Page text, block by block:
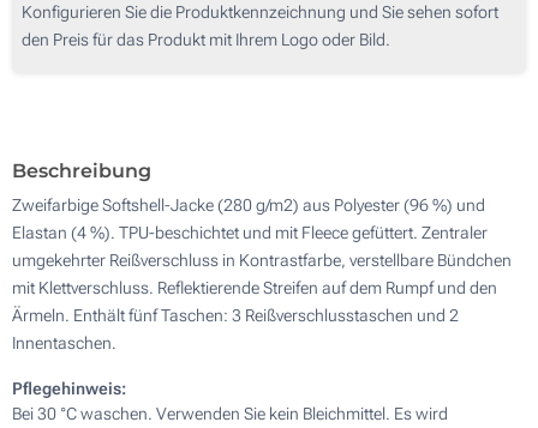
Vollfarbdruck (Auf einer Seite)
Konfigurieren Sie die Produktkennzeichnung und Sie sehen sofort
den Preis für das Produkt mit Ihrem Logo oder Bild.
Beschreibung
Zweifarbige Softshell-Jacke (280 g/m2) aus Polyester (96 %) und
Elastan (4 %). TPU-beschichtet und mit Fleece gefüttert. Zentraler
umgekehrter Reißverschluss in Kontrastfarbe, verstellbare Bündchen
mit Klettverschluss. Reflektierende Streifen auf dem Rumpf und den
Ärmeln. Enthält fünf Taschen: 3 Reißverschlusstaschen und 2
Innentaschen.
Pflegehinweis:
Bei 30 °C waschen. Verwenden Sie kein Bleichmittel. Es wird